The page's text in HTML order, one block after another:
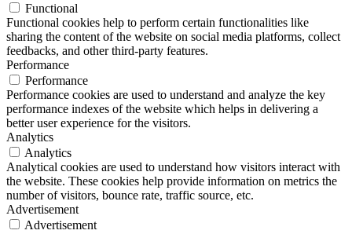
Functional
Functional cookies help to perform certain functionalities like
sharing the content of the website on social media platforms, collect
feedbacks, and other third-party features.
Performance
Performance
Performance cookies are used to understand and analyze the key
performance indexes of the website which helps in delivering a
better user experience for the visitors.
Analytics
Analytics
Analytical cookies are used to understand how visitors interact with
the website. These cookies help provide information on metrics the
number of visitors, bounce rate, traffic source, etc.
Advertisement
Advertisement